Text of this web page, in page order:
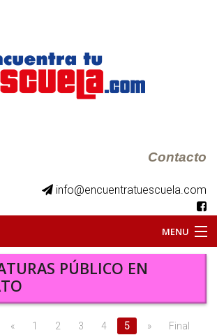
Contacto
info@encuentratuescuela.com
MENU
PÚBLICO EN
« 1 2 3 4 5 » Final